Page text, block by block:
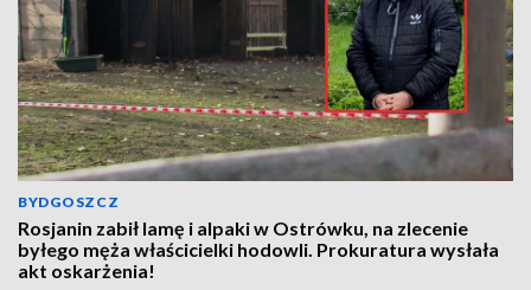
BYDGOSZCZ
Rosjanin zabił lamę i alpaki w Ostrówku, na zlecenie
byłego męża właścicielki hodowli. Prokuratura wysłała
akt oskarżenia!